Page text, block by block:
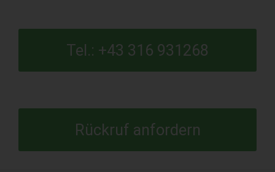
Tel.: +43 316 931268
Rückruf anfordern